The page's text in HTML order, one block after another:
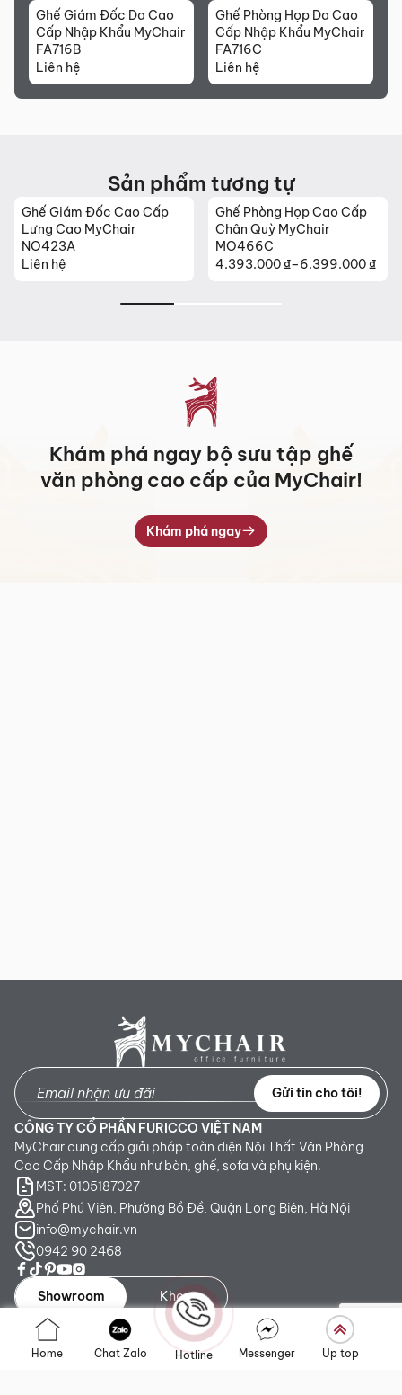
Ghế Giám Đốc Da Cao
Cấp Nhập Khẩu MyChair
FA716B
Liên hệ
Ghế Phòng Họp Da Cao
Cấp Nhập Khẩu MyChair
FA716C
Liên hệ
Sản phẩm tương tự
Ghế Giám Đốc Cao Cấp
Lưng Cao MyChair
NO423A
Liên hệ
Ghế Phòng Họp Cao Cấp
Chân Quỳ MyChair
MO466C
4.393.000 ₫–6.399.000 ₫
Khoảng
Khám phá ngay bộ sưu tập ghế
văn phòng cao cấp của MyChair!
Khám phá ngay
Gửi tin cho tôi!
CÔNG TY CỔ PHẦN FURICCO VIỆT NAM
MyChair cung cấp giải pháp toàn diện Nội Thất Văn Phòng
Cao Cấp Nhập Khẩu như bàn, ghế, sofa và phụ kiện.
MST: 0105187027
Phố Phú Viên, Phường Bồ Đề, Quận Long Biên, Hà Nội
info@mychair.vn
0942 90 2468
Showroom Kho
Showroom TP. HCM:
Số 345 - 347 Trần Phú, phường An
Home Chat Zalo Hotline Messenger Up top